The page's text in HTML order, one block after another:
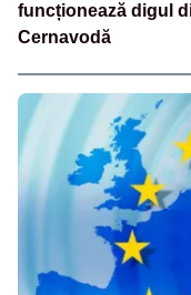
funcționează digul
Cernavodă